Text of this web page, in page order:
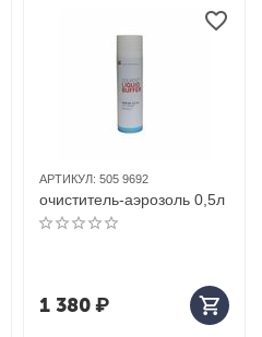
АРТИКУЛ: 505 9692
очиститель-аэрозоль 0,5л
1 380₽